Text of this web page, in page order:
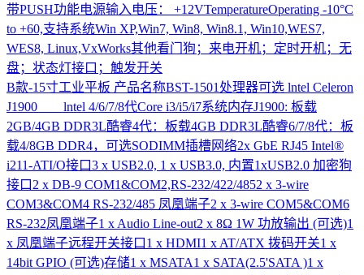
带PUSH功能电源输入电压： +12VTemperatureOperating -10°C
to +60,支持系统Win XP,Win7, Win8, Win8.1, Win10,WES7,
WES8, Linux,VxWorks其他看门狗；来电开机；定时开机；无
盘；状态灯接口；触发开关
B款-15寸工业平板 产品名称BST-1501处理器可选 lntel Celeron
J1900 lntel 4/6/7/8代Core i3/i5/i7系统内存J1900: 板载
2GB/4GB DDR3L酷睿4代：板载4GB DDR3L酷睿6/7/8代：板
载4/8GB DDR4，可选SODIMM插槽网络2x GbE RJ45 Intel®
i211-ATI/O接口3 x USB2.0, 1 x USB3.0, 内置1xUSB2.0 加密狗
接口2 x DB-9 COM1&COM2,RS-232/422/4852 x 3-wire
COM3&COM4 RS-232/485 凤凰端子2 x 3-wire COM5&COM6
RS-232凤凰端子1 x Audio Line-out2 x 8Ω 1W 功放输出 (可选)1
x 凤凰端子远程开关接口1 x HDMI1 x AT/ATX 拨码开关1 x
14bit GPIO (可选)存储1 x MSATA1 x SATA(2.5'SATA )1 x